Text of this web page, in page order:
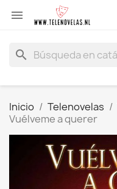

search
Inicio Telenovelas
Vuélveme a querer